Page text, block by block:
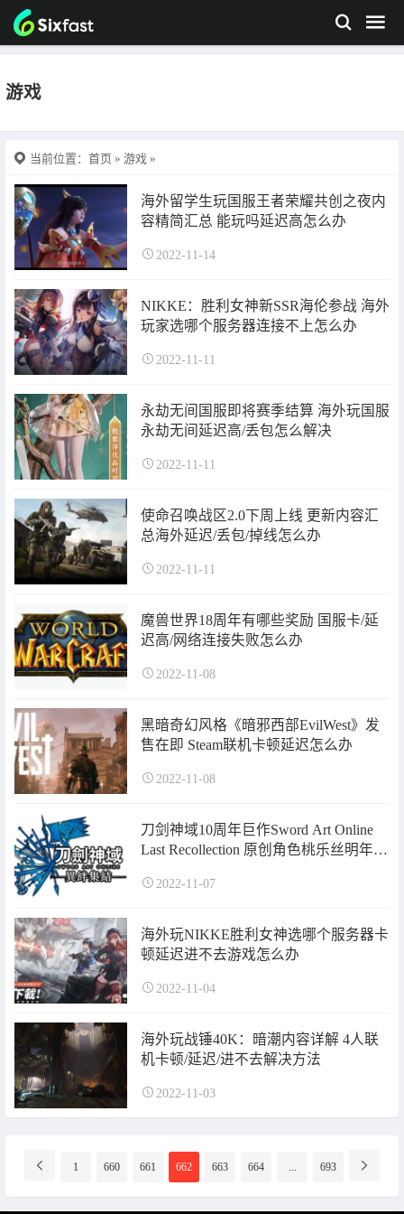
游戏
当前位置： 首页 » 游戏 »
海外留学生玩国服王者荣耀共创之夜内
容精简汇总 能玩吗延迟高怎么办
2022-11-14
NIKKE：胜利女神新SSR海伦参战 海外
玩家选哪个服务器连接不上怎么办
2022-11-11
永劫无间国服即将赛季结算 海外玩国服
永劫无间延迟高/丢包怎么解决
2022-11-11
使命召唤战区2.0下周上线 更新内容汇
总海外延迟/丢包/掉线怎么办
2022-11-11
魔兽世界18周年有哪些奖励 国服卡/延
迟高/网络连接失败怎么办
2022-11-08
黑暗奇幻风格《暗邪西部EvilWest》发
售在即 Steam联机卡顿延迟怎么办
2022-11-08
刀剑神域10周年巨作Sword Art Online
Last Recollection 原创角色桃乐丝明年登
2022-11-07
海外玩NIKKE胜利女神选哪个服务器卡
顿延迟进不去游戏怎么办
2022-11-04
海外玩战锤40K：暗潮内容详解 4人联
机卡顿/延迟/进不去解决方法
2022-11-03
导
1 660 661 662 663 664 ... 693